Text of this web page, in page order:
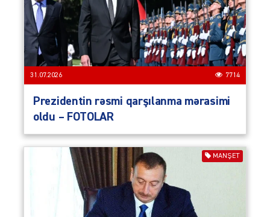
31.07.2026 7714
Prezidentin rəsmi qarşılanma mərasimi
oldu – FOTOLAR
MANŞET